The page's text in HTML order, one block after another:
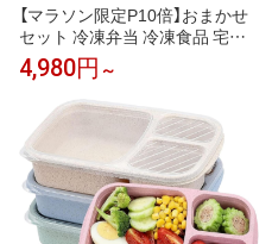
【マラソン限定P10倍】おまかせ
セット 冷凍弁当 冷凍食品 宅配
弁当 冷凍惣菜 お弁当 おかず お
かずのみ 弁当 お試し 一人暮ら
し 時短 レンジ 温めるだけ 簡単
栄養士 ヘルシー 健康 カロリー
糖質 食品 高齢者 宅配 送料無料
ライフミール
4,980円 ～